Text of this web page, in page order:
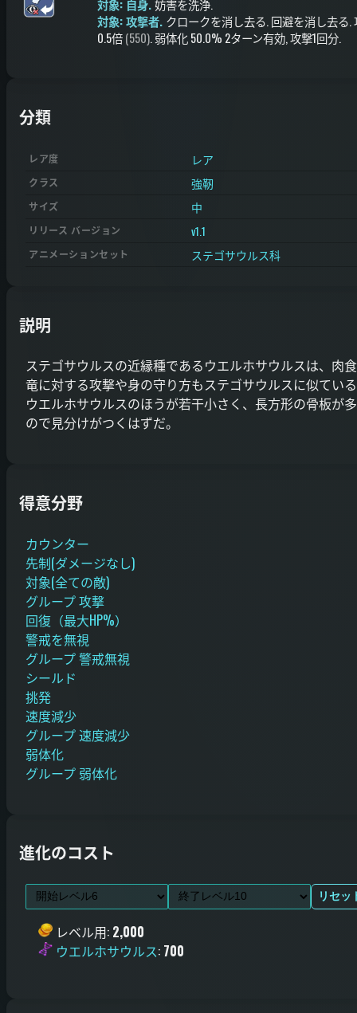
対象: 自身.妨害を洗浄.
対象: 攻撃者. クロークを消し去る.回避を消し去る.
0.5倍(550).弱体化50.0% 2ターン有効, 攻撃1回分.
分類
レア度 レア
クラス 強靭
サイズ 中
リリース バージョン v1.1
アニメーションセット ステゴサウルス科
説明
ステゴサウルスの近縁種であるウエルホサウルスは、肉
竜に対する攻撃や身の守り方もステゴサウルスに似てい
ウエルホサウルスのほうが若干小さく、長方形の骨板が
ので見分けがつくはずだ。
得意分野
カウンター
先制(ダメージなし)
対象(全ての敵)
グループ 攻撃
回復（最大HP%）
警戒を無視
グループ 警戒無視
シールド
挑発
速度減少
グループ 速度減少
弱体化
グループ 弱体化
進化のコスト
リセッ
レベル用: 2,000
ウエルホサウルス: 700